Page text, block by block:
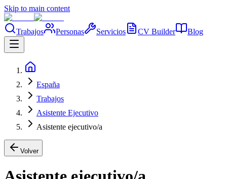
Skip to main content
Trabajos Personas Servicios CV Builder Blog
España
Trabajos
Asistente Ejecutivo
Asistente ejecutivo/a
Volver